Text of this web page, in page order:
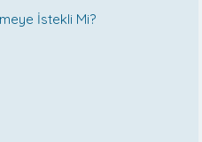
İstekli Mi?